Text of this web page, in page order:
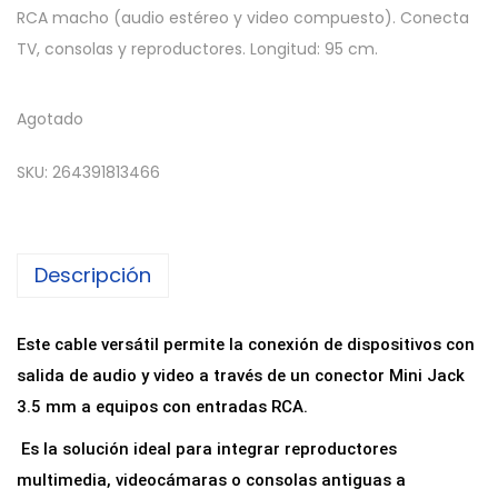
RCA macho (audio estéreo y video compuesto). Conecta
TV, consolas y reproductores. Longitud: 95 cm.
Agotado
SKU: 264391813466
Descripción
Este cable versátil permite la conexión de dispositivos con
salida de audio y video a través de un conector Mini Jack
3.5 mm a equipos con entradas RCA.
Es la solución ideal para integrar reproductores
multimedia, videocámaras o consolas antiguas a